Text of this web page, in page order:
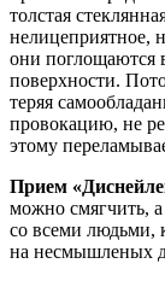
толстая
нелицеприятное,
они поглощаются
поверхности.
теряя
провокацию, не
этому
Прием
можно смягчить, а
со всеми людьми,
на несмышленых